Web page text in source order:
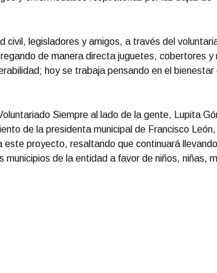
civil, legisladores y amigos, a través del
de manera directa juguetes, cobertores y
hoy se trabaja pensando en el bienestar
Siempre al lado de la gente, Lupita
de la presidenta municipal de Francisco
este proyecto, resaltando que continuará
municipios de la entidad a favor de niños, niñas,